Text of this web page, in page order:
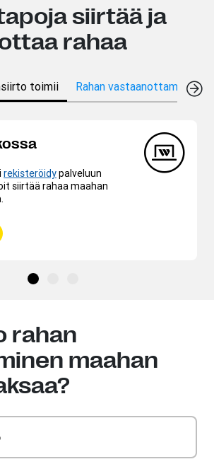
siirtää ja
rahaa
toimii Rahan vastaanottamistavat
rekisteröidypalveluun
siirtää rahaa maahan
rahan
maahan